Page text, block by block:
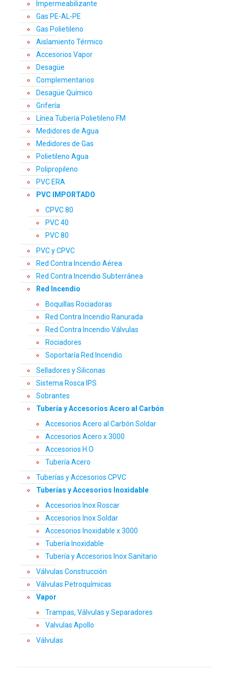
Impermeabilizante
Gas PE-AL-PE
Gas Polietileno
Aislamiento Térmico
Accesorios Vapor
Desagüe
Complementarios
Desagüe Químico
Grifería
Línea Tubería Polietileno FM
Medidores de Agua
Medidores de Gas
Polietileno Agua
Polipropileno
PVC ERA
PVC IMPORTADO
CPVC 80
PVC 40
PVC 80
PVC y CPVC
Red Contra Incendio Aérea
Red Contra Incendio Subterránea
Red Incendio
Boquillas Rociadoras
Red Contra Incendio Ranurada
Red Contra Incendio Válvulas
Rociadores
Soportaría Red Incendio
Selladores y Siliconas
Sistema Rosca IPS
Sobrantes
Tubería y Accesorios Acero al Carbón
Accesorios Acero al Carbón Soldar
Accesorios Acero x 3000
Accesorios H.O
Tubería Acero
Tuberías y Accesorios CPVC
Tuberías y Accesorios Inoxidable
Accesorios Inox Roscar
Accesorios Inox Soldar
Accesorios Inoxidable x 3000
Tubería Inoxidable
Tubería y Accesorios Inox Sanitario
Válvulas Construcción
Válvulas Petroquímicas
Vapor
Trampas, Válvulas y Separadores
Valvulas Apollo
Válvulas